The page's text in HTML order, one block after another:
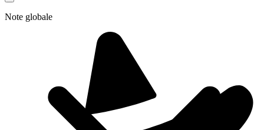
Note globale